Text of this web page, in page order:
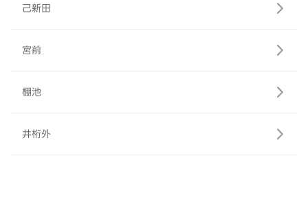
己新田
宮前
棚池
井桁外